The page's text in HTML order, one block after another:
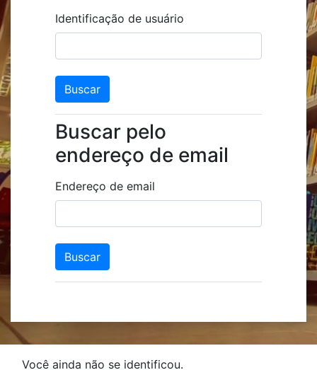
Identificação de usuário
Buscar pelo endereço de email
Buscar pelo
endereço de email
Endereço de email
Você ainda não se identificou.